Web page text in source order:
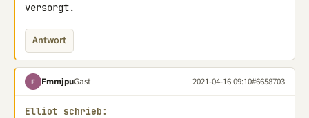
versorgt.
Antwort
F FmmjpuGast 2021-04-16 09:10#6658703
Elliot schrieb: